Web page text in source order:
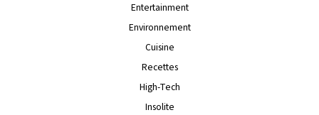
Entertainment
Environnement
Cuisine
Recettes
High-Tech
Insolite